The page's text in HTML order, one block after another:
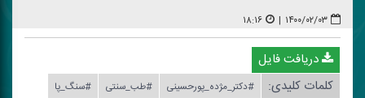
۱۴۰۰/۰۲/۰۳ | ۱۸:۱۶
دریافت فایل
کلمات کلیدی:
#دكتر_مژده_پورحسینی #طب_سنتی
#سنگ_پا